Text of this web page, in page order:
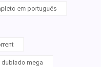
em português
mega